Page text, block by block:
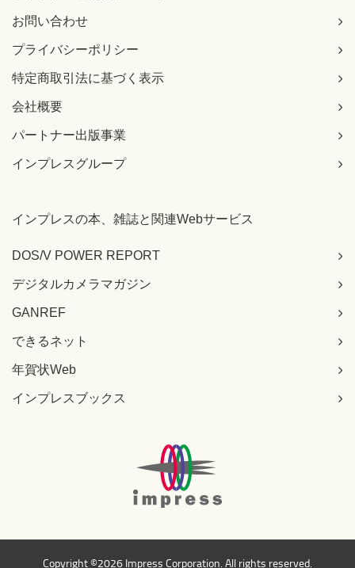
お問い合わせ
プライバシーポリシー
特定商取引法に基づく表示
会社概要
パートナー出版事業
インプレスグループ
インプレスの本、雑誌と関連Webサービス
DOS/V POWER REPORT
デジタルカメラマガジン
GANREF
できるネット
年賀状Web
インプレスブックス
Copyright ©2026 Impress Corporation. All rights reserved.